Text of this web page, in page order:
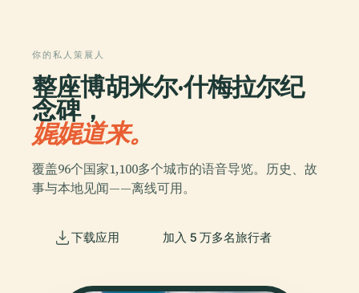
你的私人策展人
整座博胡米尔·什梅拉尔纪
念碑，
娓娓道来。
覆盖96个国家1,100多个城市的语音导览。历史、故
事与本地见闻——离线可用。
下载应用 加入 5 万多名旅行者